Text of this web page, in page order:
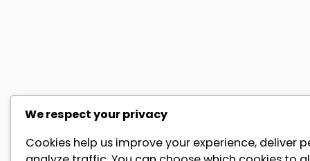
We respect your privacy
Cookies help us improve your experience, deliver